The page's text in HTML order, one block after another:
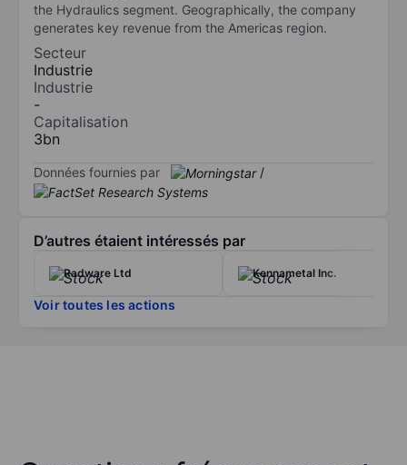
the Hydraulics segment. Geographically, the company
generates key revenue from the Americas region.
Secteur
Industrie
Industrie
-
Capitalisation
3bn
Données fournies par /
D’autres étaient intéressés par
Radware Ltd Kennametal Inc.
Voir toutes les actions